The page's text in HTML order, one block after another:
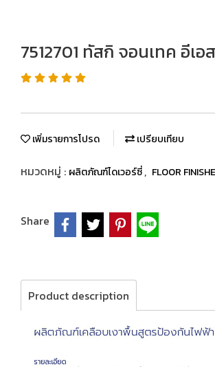
7512701 ทัสกิ จอนเทค อีเอ
เพิ่มรายการโปรด เปรียบเทียบ
หมวดหมู่ : ผลิตภัณฑ์ไดเวอร์ซี่, FLOOR
Share
Product description